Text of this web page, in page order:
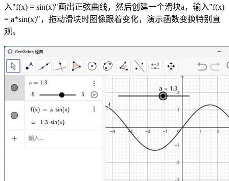
入"f(x) = sin(x)"画出正弦曲线，然后创建一个滑块a，输入"f(x)
= a*sin(x)"，拖动滑块时图像跟着变化，演示函数变换特别直
观。